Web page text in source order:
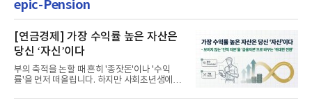
epic-Pension
[연금경제] 가장 수익률 높은 자산은
당신 ‘자신’이다
부의 축적을 논할 때 흔히 '종잣돈'이나 '수익
률'을 먼저 떠올립니다. 하지만 사회초년생에게